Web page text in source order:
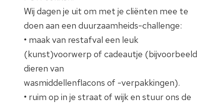
Wij dagen je uit om met je cliënten mee te
doen aan een duurzaamheids-challenge:
• maak van restafval een leuk
(kunst)voorwerp of cadeautje (bijvoorbeeld
dieren van
wasmiddellenflacons of -verpakkingen).
• ruim op in je straat of wijk en stuur ons de